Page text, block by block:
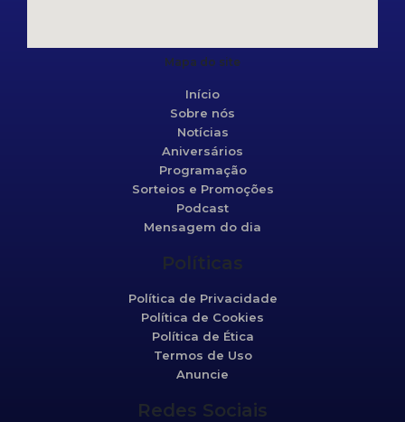
Mapa do site
Início
Sobre nós
Notícias
Aniversários
Programação
Sorteios e Promoções
Podcast
Mensagem do dia
Políticas
Política de Privacidade
Política de Cookies
Política de Ética
Termos de Uso
Anuncie
Redes Sociais